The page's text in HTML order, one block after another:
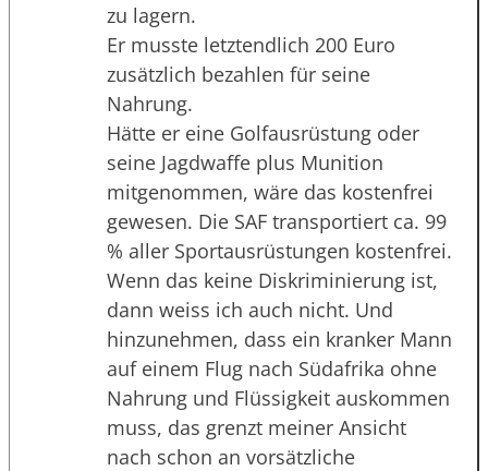
zu lagern.
Er musste letztendlich 200 Euro
zusätzlich bezahlen für seine
Nahrung.
Hätte er eine Golfausrüstung oder
seine Jagdwaffe plus Munition
mitgenommen, wäre das kostenfrei
gewesen. Die SAF transportiert ca. 99
% aller Sportausrüstungen kostenfrei.
Wenn das keine Diskriminierung ist,
dann weiss ich auch nicht. Und
hinzunehmen, dass ein kranker Mann
auf einem Flug nach Südafrika ohne
Nahrung und Flüssigkeit auskommen
muss, das grenzt meiner Ansicht
nach schon an vorsätzliche